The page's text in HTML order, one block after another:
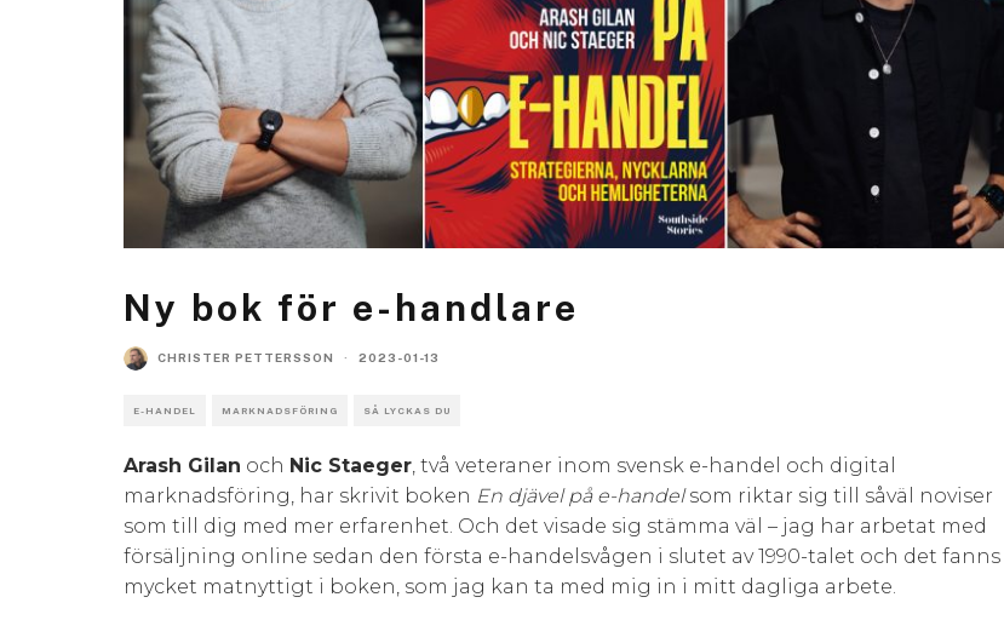
Ny bok för e-handlare
CHRISTER PETTERSSON · 2023-01-13
E-HANDEL MARKNADSFÖRING SÅ LYCKAS DU
Arash Gilan och Nic Staeger, två veteraner inom svensk e-handel och digital
marknadsföring, har skrivit boken En djävel på e-handelsom riktar sig till såväl noviser
som till dig med mer erfarenhet. Och det visade sig stämma väl – jag har arbetat med
försäljning online sedan den första e-handelsvågen i slutet av 1990-talet och det fanns
mycket matnyttigt i boken, som jag kan ta med mig in i mitt dagliga arbete.